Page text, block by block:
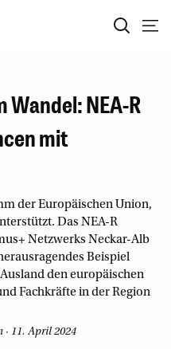
NEA-R
mit
der Europäischen Union,
Das NEA-R
Netzwerks Neckar-Alb
Beispiel
den europäischen
Fachkräfte in der Region
· 11. April 2024